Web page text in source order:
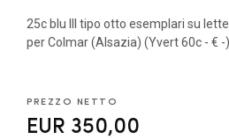
25c blu III tipo otto esemplari su
per Colmar (Alsazia) (Yvert 60c - € -)
PREZZO NETTO
EUR 350,00